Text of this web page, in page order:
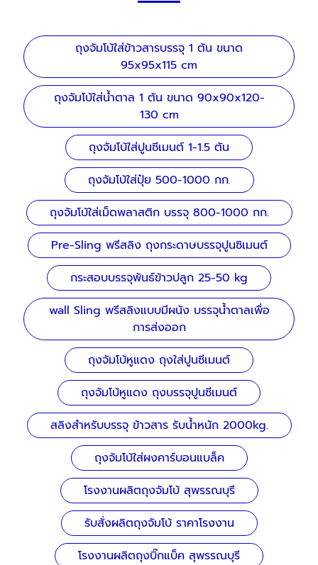
ถุงจัมโบ้ใส่ข้าวสารบรรจุ 1 ตัน ขนาด
95x95x115 cm
ถุงจัมโบ้ใส่น้ำตาล 1 ตัน ขนาด 90x90x120-
130 cm
ถุงจัมโบ้ใส่ปูนซีเมนต์ 1-1.5 ตัน
ถุงจัมโบ้ใส่ปุ๋ย 500-1000 กก.
ถุงจัมโบ้ใส่เม็ดพลาสติก บรรจุ 800-1000 กก.
Pre-Sling พรีสลิง ถุงกระดาษบรรจุปูนซิเมนต์
กระสอบบรรจุพันธ์ข้าวปลูก 25-50 kg
wall Sling พรีสลิงแบบมีผนัง บรรจุน้ำตาลเพื่อ
การส่งออก
ถุงจัมโบ้หูแดง ถุงใส่ปูนซีเมนต์
ถุงจัมโบ้หูแดง ถุงบรรจุปูนซีเมนต์
สลิงสำหรับบรรจุ ข้าวสาร รับน้ำหนัก 2000kg.
ถุงจัมโบ้ใส่ผงคาร์บอนแบล็ค
โรงงานผลิตถุงจัมโบ้ สุพรรณบุรี
รับสั่งผลิตถุงจัมโบ้ ราคาโรงงาน
โรงงานผลิตถุงบิ๊กแบ็ค สุพรรณบุรี